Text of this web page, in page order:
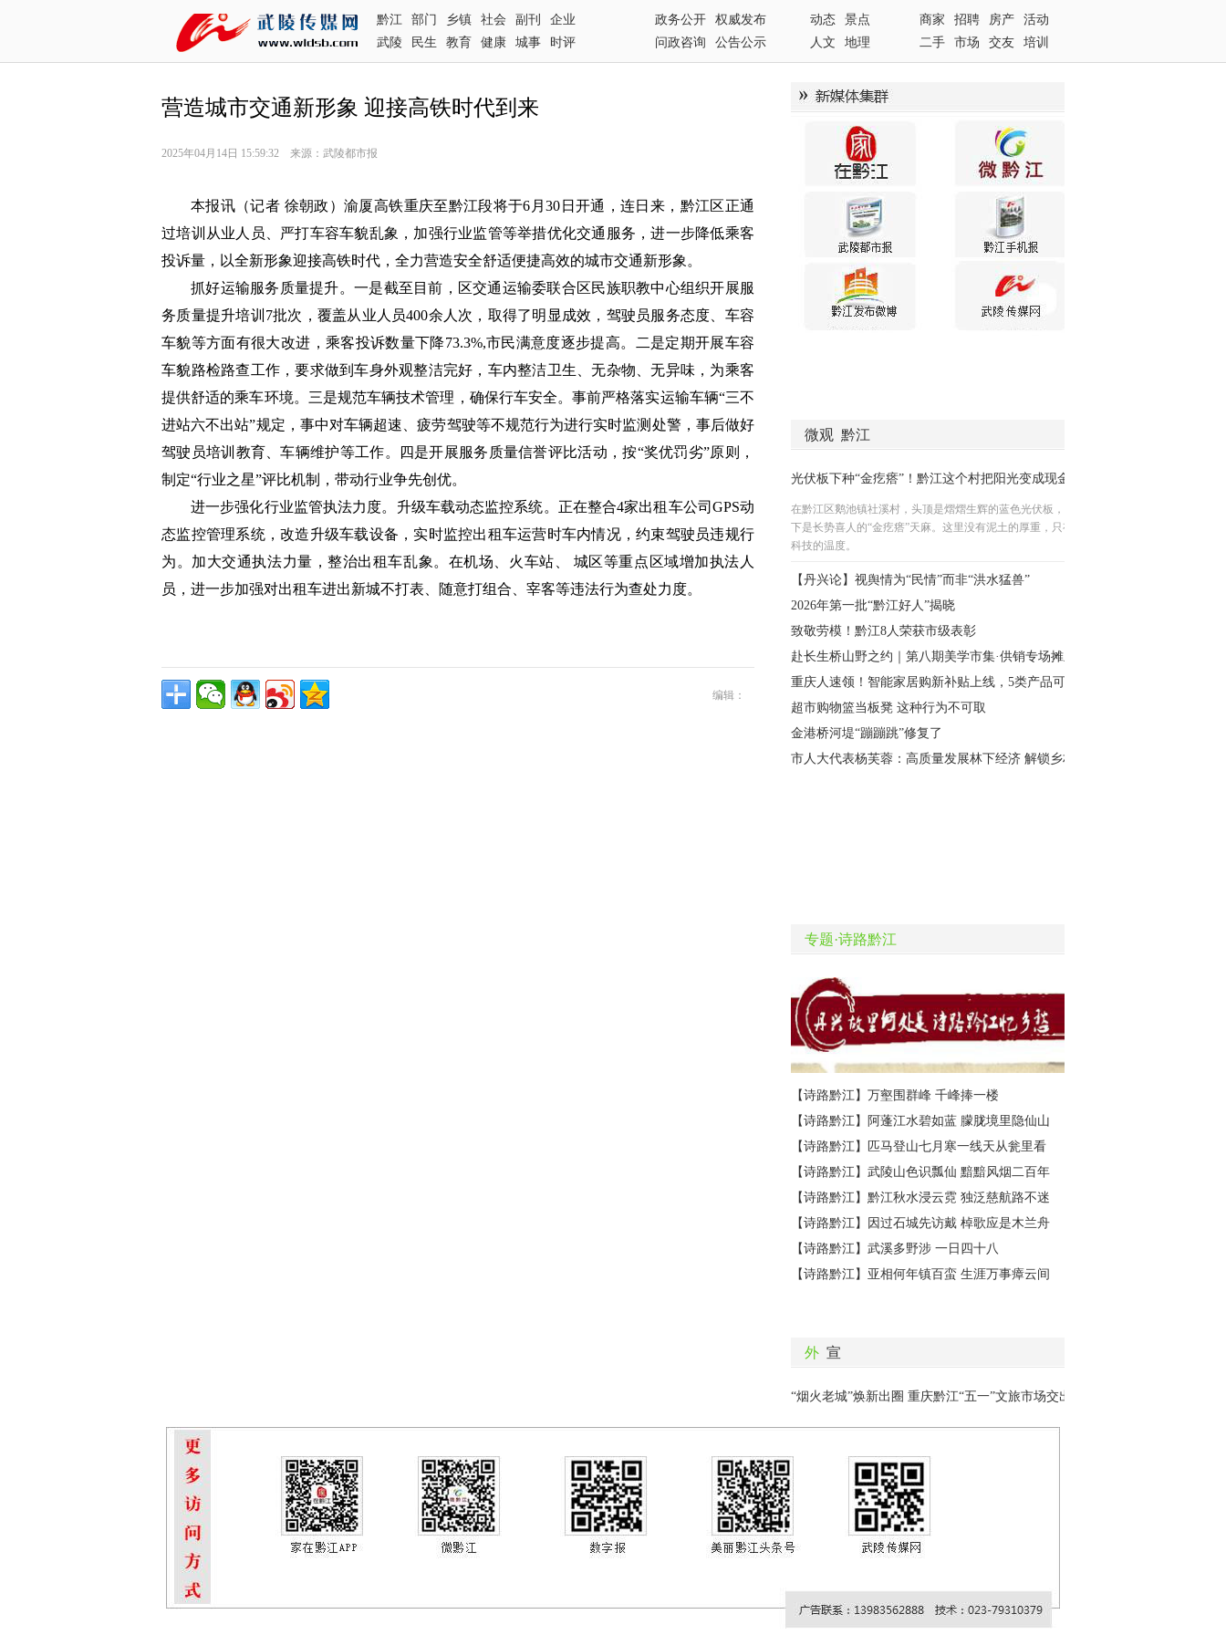
黔江 部门 乡镇 社会 副刊
企业
武陵
民生 教育 健康 城事 时评
政务公开
权威发布
问政咨询
公告公示
动态
景点
人文
地理
商家 招聘 房产
活动
二手
市场 交友 培训
营造城市交通新形象 迎接高铁时代到来
2025年04月14日 15:59:32 来源：武陵都市报
本报讯（记者 徐朝政）渝厦高铁重庆至黔江段将于6月30日开通，连日来，黔江区正通
过培训从业人员、严打车容车貌乱象，加强行业监管等举措优化交通服务，进一步降低乘客
投诉量，以全新形象迎接高铁时代，全力营造安全舒适便捷高效的城市交通新形象。
抓好运输服务质量提升。一是截至目前，区交通运输委联合区民族职教中心组织开展服
务质量提升培训7批次，覆盖从业人员400余人次，取得了明显成效，驾驶员服务态度、车容
车貌等方面有很大改进，乘客投诉数量下降73.3%,市民满意度逐步提高。二是定期开展车容
车貌路检路查工作，要求做到车身外观整洁完好，车内整洁卫生、无杂物、无异味，为乘客
提供舒适的乘车环境。三是规范车辆技术管理，确保行车安全。事前严格落实运输车辆“三不
进站六不出站”规定，事中对车辆超速、疲劳驾驶等不规范行为进行实时监测处警，事后做好
驾驶员培训教育、车辆维护等工作。四是开展服务质量信誉评比活动，按“奖优罚劣”原则，
制定“行业之星”评比机制，带动行业争先创优。
进一步强化行业监管执法力度。升级车载动态监控系统。正在整合4家出租车公司GPS动
态监控管理系统，改造升级车载设备，实时监控出租车运营时车内情况，约束驾驶员违规行
为。加大交通执法力量，整治出租车乱象。在机场、火车站、 城区等重点区域增加执法人
员，进一步加强对出租车进出新城不打表、随意打组合、宰客等违法行为查处力度。
编辑：